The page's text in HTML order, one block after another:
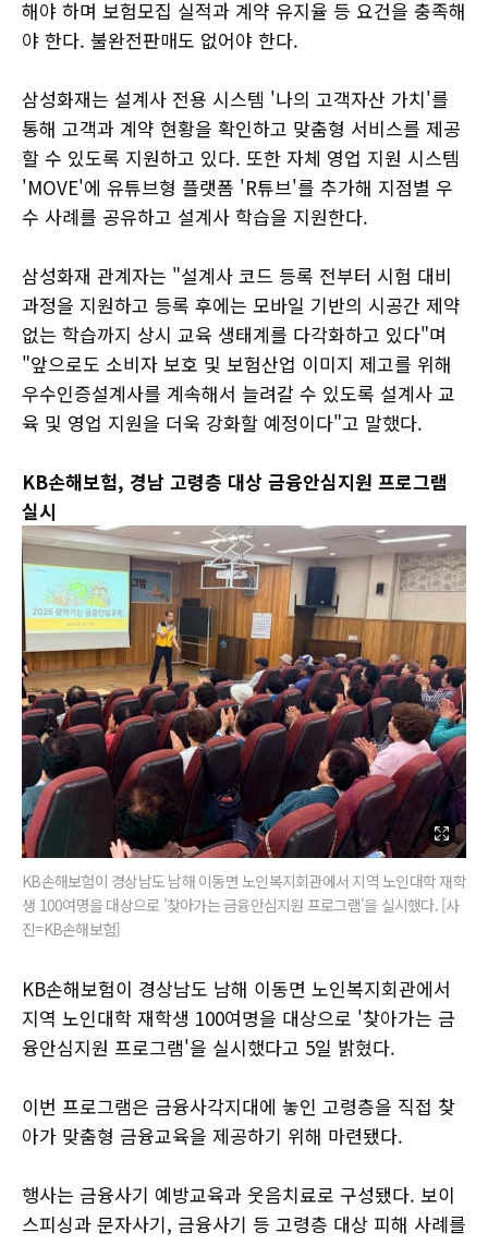
해야 하며 보험모집 실적과 계약 유지율 등 요건을 충족해
야 한다. 불완전판매도 없어야 한다.
삼성화재는 설계사 전용 시스템 '나의 고객자산 가치'를
통해 고객과 계약 현황을 확인하고 맞춤형 서비스를 제공
할 수 있도록 지원하고 있다. 또한 자체 영업 지원 시스템
'MOVE'에 유튜브형 플랫폼 'R튜브'를 추가해 지점별 우
수 사례를 공유하고 설계사 학습을 지원한다.
삼성화재 관계자는 "설계사 코드 등록 전부터 시험 대비
과정을 지원하고 등록 후에는 모바일 기반의 시공간 제약
없는 학습까지 상시 교육 생태계를 다각화하고 있다"며
"앞으로도 소비자 보호 및 보험산업 이미지 제고를 위해
우수인증설계사를 계속해서 늘려갈 수 있도록 설계사 교
육 및 영업 지원을 더욱 강화할 예정이다"고 말했다.
KB손해보험, 경남 고령층 대상 금융안심지원 프로그램
실시
KB손해보험이 경상남도 남해 이동면 노인복지회관에서 지역 노인대학 재학
생 100여명을 대상으로 '찾아가는 금융안심지원 프로그램'을 실시했다. [사
진=KB손해보험]
KB손해보험이 경상남도 남해 이동면 노인복지회관에서
지역 노인대학 재학생 100여명을 대상으로 '찾아가는 금
융안심지원 프로그램'을 실시했다고 5일 밝혔다.
이번 프로그램은 금융사각지대에 놓인 고령층을 직접 찾
아가 맞춤형 금융교육을 제공하기 위해 마련됐다.
행사는 금융사기 예방교육과 웃음치료로 구성됐다. 보이
스피싱과 문자사기, 금융사기 등 고령층 대상 피해 사례를